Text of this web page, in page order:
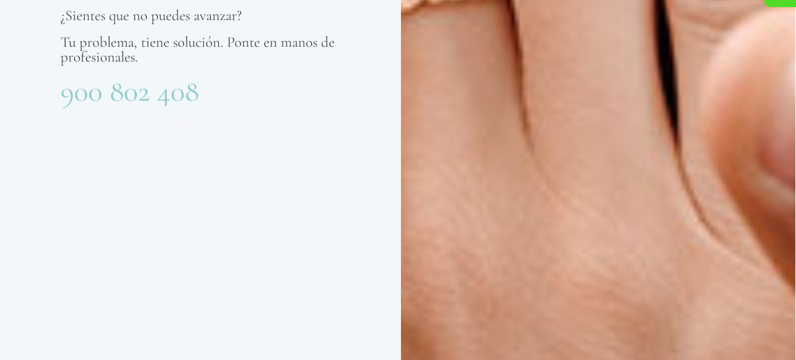
¿Sientes que no puedes avanzar?
Tu problema, tiene solución. Ponte en manos de
profesionales.
900 802 408